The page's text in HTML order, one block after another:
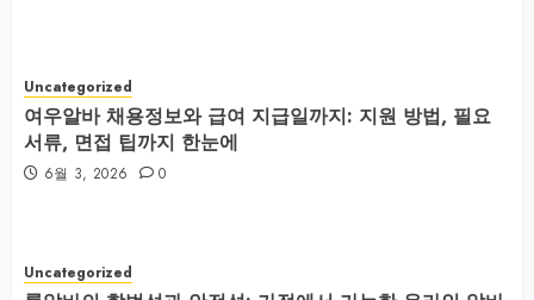
Uncategorized
여우알바 채용정보와 급여 지급일까지: 지원 방법, 필요
서류, 면접 팁까지 한눈에
6월 3, 2026 0
Uncategorized